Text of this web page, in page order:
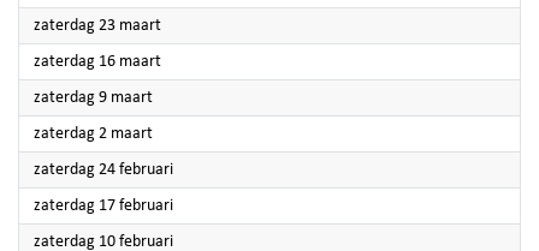
zaterdag 23 maart2024
zaterdag 16 maart2024
zaterdag 9 maart2024
zaterdag 2 maart2024
zaterdag 24 februari2024
zaterdag 17 februari2024
zaterdag 10 februari2024